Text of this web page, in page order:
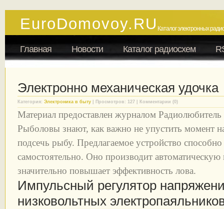
EuroDomovoy.RU Каталог электронных
Главная Новости Каталог радиосхем
Электронно механическая удочка
Категория: Электроника в быту | Просмотров: 127 | Комментарии (0)
Материал предоставлен журналом Радиолюбитель
Рыболовы знают, как важно не упустить момент
подсечь рыбу. Предлагаемое устройство
самостоятельно. Оно производит
значительно повышает эффективность лова.
Импульсный регулятор
низковольтных